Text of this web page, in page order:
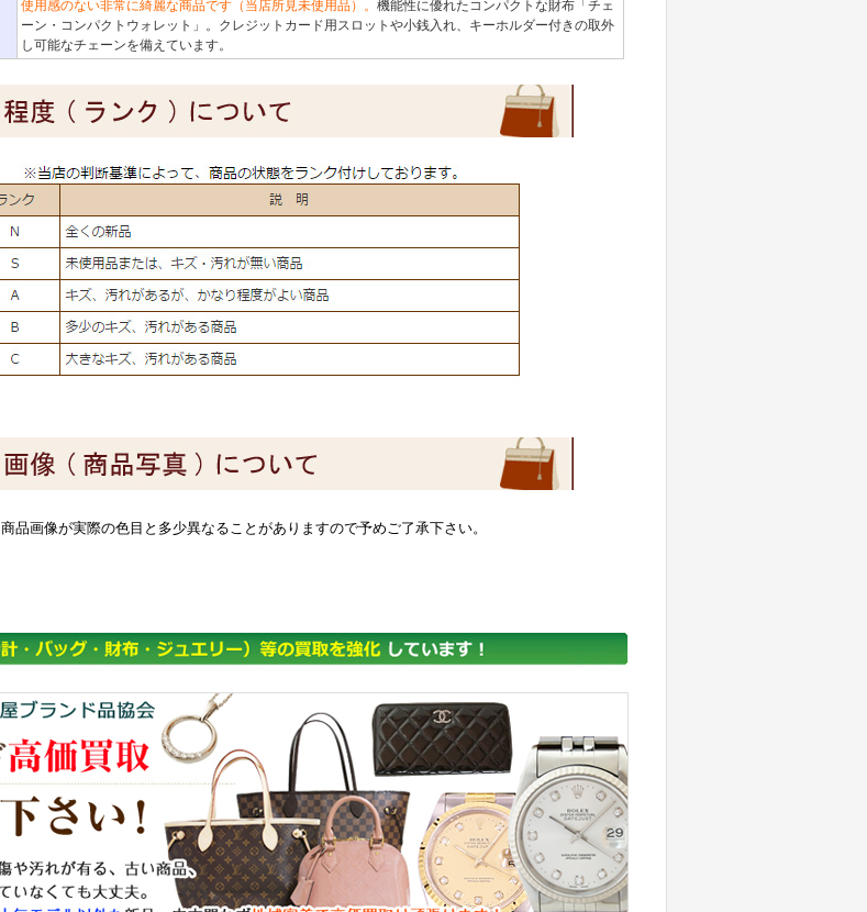
使用感のない非常に綺麗な商品です（当店所見未使用品）。 機能性に優れたコンパクトな財布「チェ
ーン・コンパクトウォレット」。クレジットカード用スロットや小銭入れ、キーホルダー付きの取外
し可能なチェーンを備えています。
商品画像が実際の色目と多少異なることがありますので予めご了承下さい。